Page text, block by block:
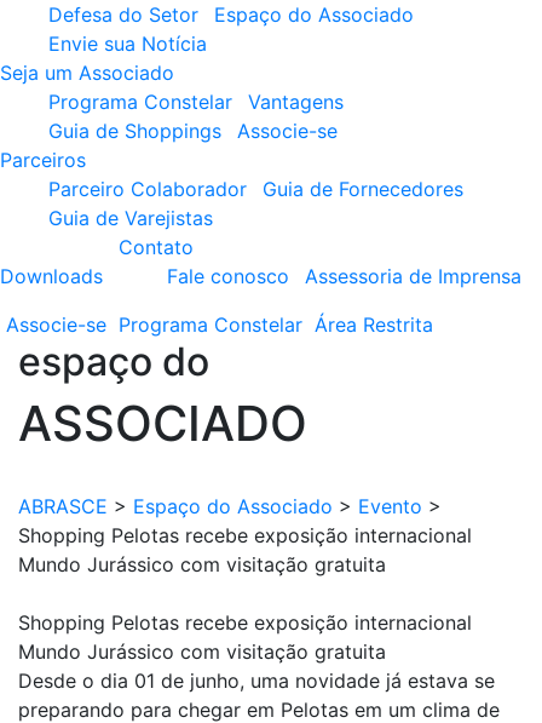
Defesa do Setor
Espaço do Associado
Envie sua Notícia
Seja um Associado
Programa Constelar
Vantagens
Guia de Shoppings
Associe-se
Parceiros
Parceiro Colaborador
Guia de Fornecedores
Guia de Varejistas
Downloads
Contato
Fale conosco
Assessoria de Imprensa
Associe-se Programa Constelar Área Restrita
espaço do
ASSOCIADO
ABRASCE > Espaço do Associado > Evento >
Shopping Pelotas recebe exposição internacional
Mundo Jurássico com visitação gratuita
Shopping Pelotas recebe exposição internacional
Mundo Jurássico com visitação gratuita
Desde o dia 01 de junho, uma novidade já estava se
preparando para chegar em Pelotas em um clima de